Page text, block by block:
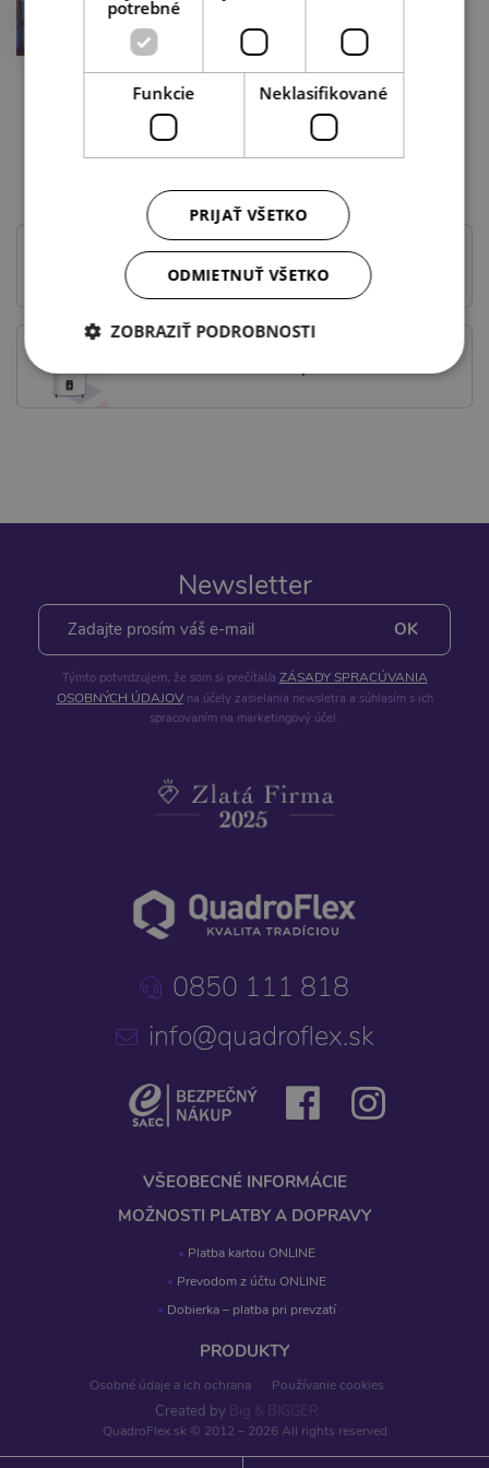
Doporučené kategórie
Ohrievače vody
Newsletter
Týmto potvrdzujem, že som si prečítal/a ZÁSADY SPRACÚVANIA
OSOBNÝCH ÚDAJOVna účely zasielania newsletra a súhlasím s ich
spracovaním na marketingový účel.
0850 111 818
info@quadroflex.sk
VŠEOBECNÉ INFORMÁCIE
MOŽNOSTI PLATBY A DOPRAVY
Platba kartou ONLINE
Prevodom z účtu ONLINE
Dobierka – platba pri prevzatí
PRODUKTY
Osobné údaje a ich ochrana Používanie cookies
Created by Big & BIGGER
QuadroFlex.sk © 2012 – 2026 All rights reserved
potrebné
Funkcie Neklasifikované
PRIJAŤ VŠETKO
ODMIETNUŤ VŠETKO
ZOBRAZIŤ PODROBNOSTI